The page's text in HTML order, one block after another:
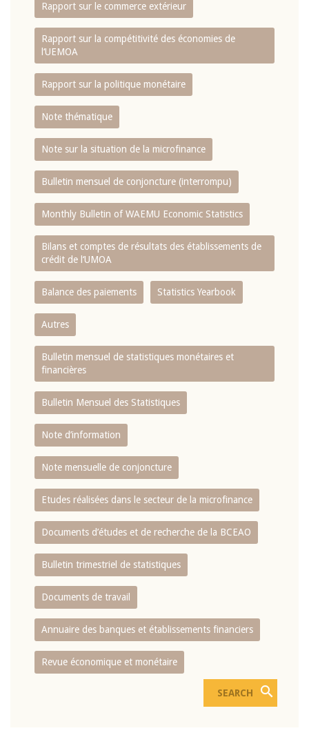
Rapport sur le commerce extérieur
Rapport sur la compétitivité des économies de
l‘UEMOA
Rapport sur la politique monétaire
Note thématique
Note sur la situation de la microfinance
Bulletin mensuel de conjoncture (interrompu)
Monthly Bulletin of WAEMU Economic Statistics
Bilans et comptes de résultats des établissements de
crédit de l‘UMOA
Balance des paiements Statistics Yearbook
Autres
Bulletin mensuel de statistiques monétaires et
financières
Bulletin Mensuel des Statistiques
Note d’information
Note mensuelle de conjoncture
Etudes réalisées dans le secteur de la microfinance
Documents d’études et de recherche de la BCEAO
Bulletin trimestriel de statistiques
Documents de travail
Annuaire des banques et établissements financiers
Revue économique et monétaire